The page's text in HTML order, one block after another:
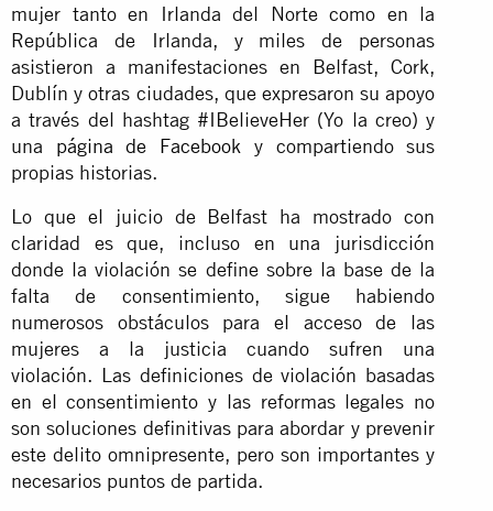
mujer tanto en Irlanda del Norte como en la
República de Irlanda, y miles de personas
asistieron a manifestaciones en Belfast, Cork,
Dublín y otras ciudades, que expresaron su apoyo
a través del hashtag #IBelieveHer (Yo la creo) y
una página de Facebook y compartiendo sus
propias historias.
Lo que el juicio de Belfast ha mostrado con
claridad es que, incluso en una jurisdicción
donde la violación se define sobre la base de la
falta de consentimiento, sigue habiendo
numerosos obstáculos para el acceso de las
mujeres a la justicia cuando sufren una
violación. Las definiciones de violación basadas
en el consentimiento y las reformas legales no
son soluciones definitivas para abordar y prevenir
este delito omnipresente, pero son importantes y
necesarios puntos de partida.